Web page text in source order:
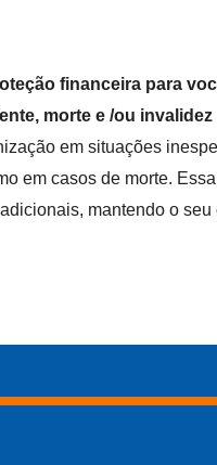
financeira para
morte e /ou
em situações
em casos de morte.
mantendo o